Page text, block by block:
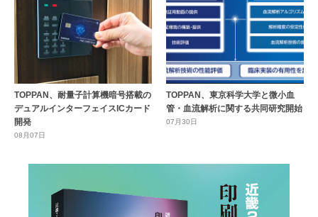
TOPPAN、耐量子計算機暗号搭載の
デュアルインターフェイスICカード
開発
08月07日
TOPPAN、東京科学大学と微小血
管・血流解析に関する共同研究開始
07月30日